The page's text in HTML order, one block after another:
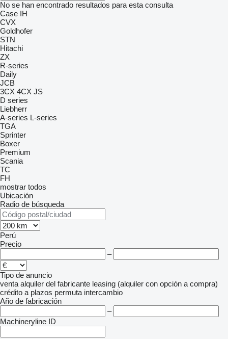
No se han encontrado resultados para esta consulta
Case IH
CVX
Goldhofer
STN
Hitachi
ZX
R-series
Daily
JCB
3CX 4CX JS
D series
Liebherr
A-series L-series
TGA
Sprinter
Boxer
Premium
Scania
TC
FH
mostrar todos
Ubicación
Radio de búsqueda
Perú
Precio
–
Tipo de anuncio
venta alquiler del fabricante leasing (alquiler con opción a compra)
crédito a plazos permuta intercambio
Año de fabricación
–
Machineryline ID